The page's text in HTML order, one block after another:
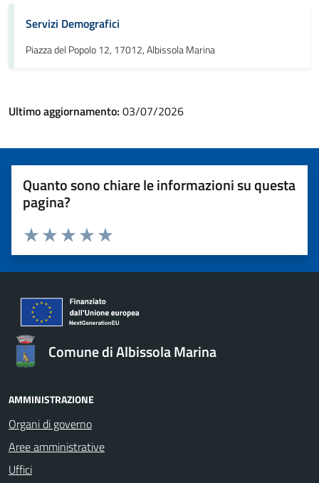
Servizi Demografici
Piazza del Popolo 12, 17012, Albissola Marina
Ultimo aggiornamento: 03/07/2026
Quanto sono chiare le informazioni su questa
pagina?
Valuta 5 stelle su 5
Valuta 4 stelle su 5
Valuta 3 stelle su 5
Valuta 2 stelle su 5
Valuta 1 stelle su 5
Comune di Albissola Marina
AMMINISTRAZIONE
Organi di governo
Aree amministrative
Uffici